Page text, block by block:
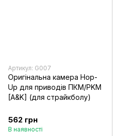
Артикул: G007
Оригінальна камера Hop-
Up для приводів ПКМ/PKM
[A&K] (для страйкболу)
562 грн
В наявності